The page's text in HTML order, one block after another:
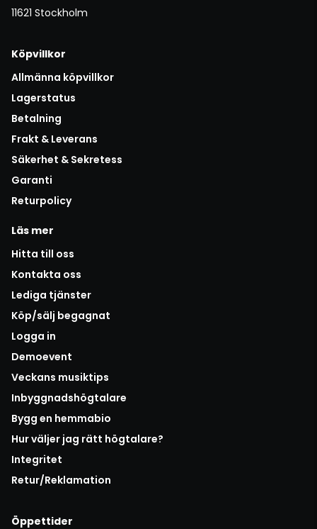
11621 Stockholm
Köpvillkor
Allmänna köpvillkor
Lagerstatus
Betalning
Frakt & Leverans
Säkerhet & Sekretess
Garanti
Returpolicy
Läs mer
Hitta till oss
Kontakta oss
Lediga tjänster
Köp/sälj begagnat
Logga in
Demoevent
Veckans musiktips
Inbyggnadshögtalare
Bygg en hemmabio
Hur väljer jag rätt högtalare?
Integritet
Retur/Reklamation
Öppettider